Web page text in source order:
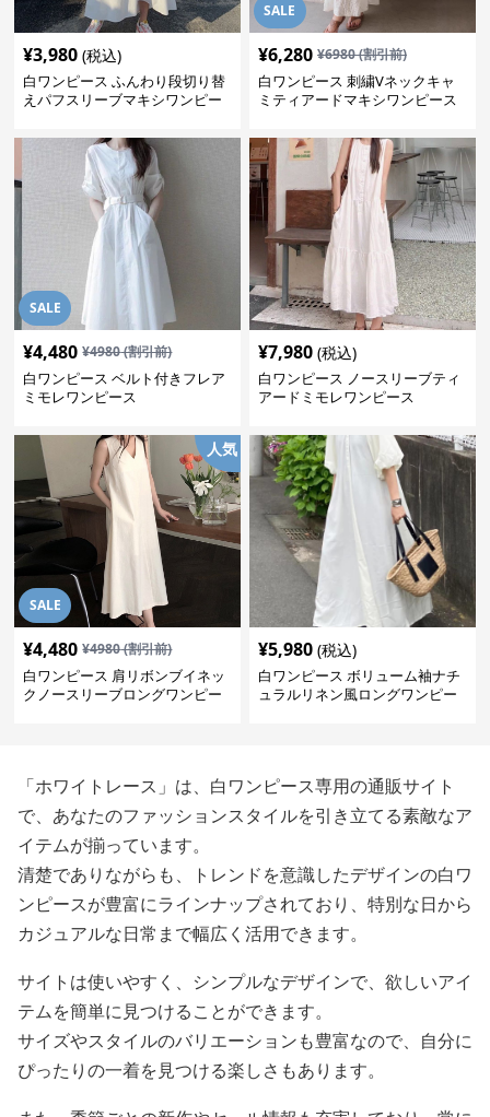
¥3,980 (税込)
白ワンピース ふんわり段切り替
えパフスリーブマキシワンピー
SALE
¥6,280 ¥6980(割引前)
白ワンピース 刺繍Vネックキャ
ミティアードマキシワンピース
SALE
¥4,480 ¥4980(割引前)
白ワンピース ベルト付きフレア
ミモレワンピース
¥7,980 (税込)
白ワンピース ノースリーブティ
アードミモレワンピース
SALE
人気
¥4,480 ¥4980(割引前)
白ワンピース 肩リボンブイネッ
クノースリーブロングワンピー
¥5,980 (税込)
白ワンピース ボリューム袖ナチ
ュラルリネン風ロングワンピー
「ホワイトレース」は、白ワンピース専用の通販サイト
で、あなたのファッションスタイルを引き立てる素敵なア
イテムが揃っています。
清楚でありながらも、トレンドを意識したデザインの白ワ
ンピースが豊富にラインナップされており、特別な日から
カジュアルな日常まで幅広く活用できます。
サイトは使いやすく、シンプルなデザインで、欲しいアイ
テムを簡単に見つけることができます。
サイズやスタイルのバリエーションも豊富なので、自分に
ぴったりの一着を見つける楽しさもあります。